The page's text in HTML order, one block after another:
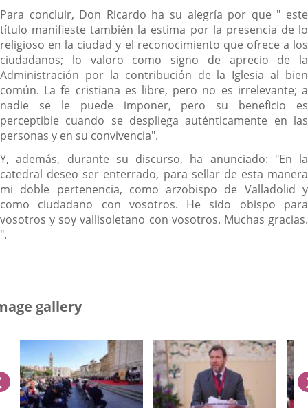
Para concluir, Don Ricardo ha su alegría por que " este
título manifieste también la estima por la presencia de lo
religioso en la ciudad y el reconocimiento que ofrece a los
ciudadanos; lo valoro como signo de aprecio de la
Administración por la contribución de la Iglesia al bien
común. La fe cristiana es libre, pero no es irrelevante; a
nadie se le puede imponer, pero su beneficio es
perceptible cuando se despliega auténticamente en las
personas y en su convivencia".
Y, además, durante su discurso, ha anunciado: "En la
catedral deseo ser enterrado, para sellar de esta manera
mi doble pertenencia, como arzobispo de Valladolid y
como ciudadano con vosotros. He sido obispo para
vosotros y soy vallisoletano con vosotros. Muchas gracias.
".
gallery
previus